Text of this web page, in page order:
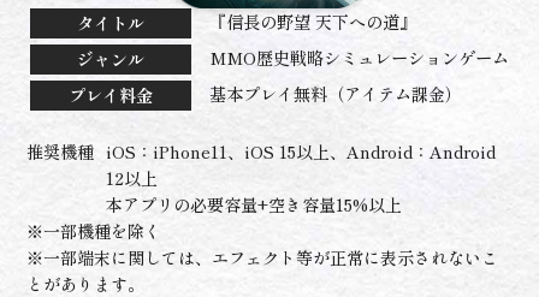
タイトル
『信長の野望 天下への道』
ジャンル
MMO歴史戦略シミュレーションゲーム
プレイ料金
基本プレイ無料（アイテム課金）
推奨機種 iOS：iPhone11、iOS 15以上、Android：Android
12以上
本アプリの必要容量+空き容量15%以上
※一部機種を除く
※一部端末に関しては、エフェクト等が正常に表示されないこ
とがあります。